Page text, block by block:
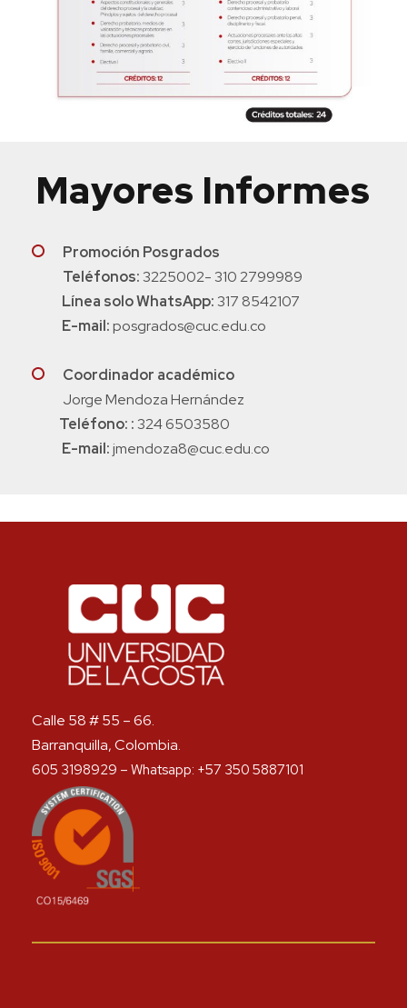
Mayores Informes
Promoción Posgrados
Teléfonos:3225002- 310 2799989
Línea solo WhatsApp:317 8542107
E-mail:posgrados@cuc.edu.co
Coordinador académico
Jorge Mendoza Hernández
Teléfono: :324 6503580
E-mail:jmendoza8@cuc.edu.co
Calle 58 # 55 – 66.
Barranquilla, Colombia.
605 3198929 – Whatsapp: +57 350 5887101